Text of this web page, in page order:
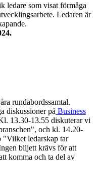
ledare som visat förmåga
Ledaren är
rundabordssamtal.
diskussioner på Business
13.30-13.55 diskuterar vi
och kl. 14.20-
"Vilket ledarskap tar
biljett krävs för att
komma och ta del av